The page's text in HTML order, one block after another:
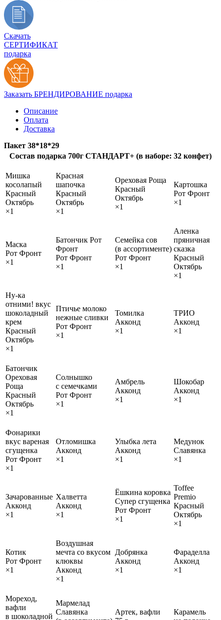
Скачать
СЕРТИФИКАТ
подарка
Заказать БРЕНДИРОВАНИЕ подарка
Описание
Оплата
Доставка
Пакет 38*18*29
Состав подарка 700г СТАНДАРТ+ (в наборе: 32 конфет)
Мишка
косолапый
Красный
Октябрь
×1
Красная
шапочка
Красный
Октябрь
×1
Ореховая Роща
Красный
Октябрь
×1
Картошка
Рот Фронт
×1
Маска
Рот Фронт
×1
Батончик Рот
Фронт
Рот Фронт
×1
Семейка сов
(в ассортименте)
Рот Фронт
×1
Аленка
пряничная
сказка
Красный
Октябрь
×1
Ну-ка
отними! вкус
шоколадный
крем
Красный
Октябрь
×1
Птичье молоко
нежные сливки
Рот Фронт
×1
Томилка
Акконд
×1
ТРИО
Акконд
×1
Батончик
Ореховая
Роща
Красный
Октябрь
×1
Солнышко
с семечками
Рот Фронт
×1
Амбрель
Акконд
×1
Шокобар
Акконд
×1
Фонарики
вкус вареная
сгущенка
Рот Фронт
×1
Отломишка
Акконд
×1
Улыбка лета
Акконд
×1
Медунок
Славянка
×1
Зачарованные
Акконд
×1
Халветта
Акконд
×1
Ёшкина коровка
Супер сгущенка
Рот Фронт
×1
Toffee
Premio
Красный
Октябрь
×1
Котик
Рот Фронт
×1
Воздушная
мечта со вкусом
клюквы
Акконд
×1
Добрянка
Акконд
×1
Фараделла
Акконд
×1
Мореход,
вафли
в шоколадной
Мармелад
Славянка
Артек, вафли
Карамель